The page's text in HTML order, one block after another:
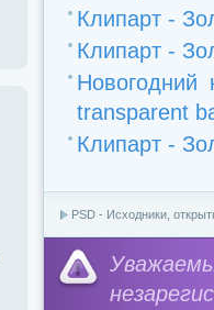
Клипарт -
Клипарт -
transparent
Клипарт -
PSD - Исходники,